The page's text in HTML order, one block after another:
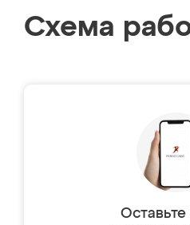
Схема
Оставьте